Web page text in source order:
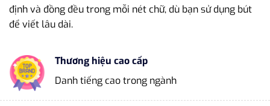
định và đồng đều trong mỗi nét chữ, dù bạn sử dụng bút
để viết lâu dài.
Thương hiệu cao cấp
Danh tiếng cao trong ngành